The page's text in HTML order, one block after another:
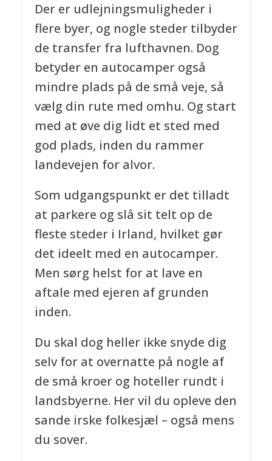
Der er udlejningsmuligheder i
flere byer, og nogle steder tilbyder
de transfer fra lufthavnen. Dog
betyder en autocamper også
mindre plads på de små veje, så
vælg din rute med omhu. Og start
med at øve dig lidt et sted med
god plads, inden du rammer
landevejen for alvor.
Som udgangspunkt er det tilladt
at parkere og slå sit telt op de
fleste steder i Irland, hvilket gør
det ideelt med en autocamper.
Men sørg helst for at lave en
aftale med ejeren af grunden
inden.
Du skal dog heller ikke snyde dig
selv for at overnatte på nogle af
de små kroer og hoteller rundt i
landsbyerne. Her vil du opleve den
sande irske folkesjæl – også mens
du sover.